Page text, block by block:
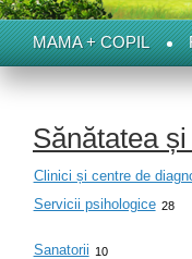
MAMA + COPIL
Sănătatea
Clinici și centre de
Servicii psihologice 28
Sanatorii 10